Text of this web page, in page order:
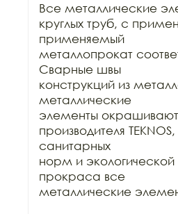
Все металлические
круглых труб, с
применяемый
металлопрокат
Сварные швы
конструкций из
металлические
элементы
производителя
санитарных
норм и
прокраса все
металлические